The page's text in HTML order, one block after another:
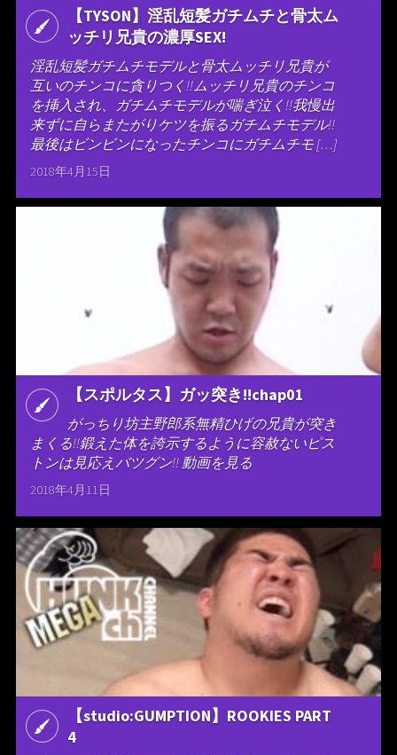
【TYSON】淫乱短髪ガチムチと骨太ム
ッチリ兄貴の濃厚SEX!
淫乱短髪ガチムチモデルと骨太ムッチリ兄貴が
互いのチンコに貪りつく!!ムッチリ兄貴のチンコ
を挿入され、ガチムチモデルが喘ぎ泣く!!我慢出
来ずに自らまたがりケツを振るガチムチモデル!!
最後はビンビンになったチンコにガチムチモ […]
2018年4月15日
【スポルタス】ガッ突き!!chap01
がっちり坊主野郎系無精ひげの兄貴が突き
まくる!!鍛えた体を誇示するように容赦ないピス
トンは見応えバツグン!! 動画を見る
2018年4月11日
【studio:GUMPTION】ROOKIES PART
4